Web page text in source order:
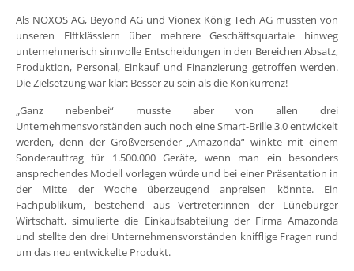
Als NOXOS AG, Beyond AG und Vionex König Tech AG mussten von
unseren Elftklässlern über mehrere Geschäftsquartale hinweg
unternehmerisch sinnvolle Entscheidungen in den Bereichen Absatz,
Produktion, Personal, Einkauf und Finanzierung getroffen werden.
Die Zielsetzung war klar: Besser zu sein als die Konkurrenz!
„Ganz nebenbei“ musste aber von allen drei
Unternehmensvorständen auch noch eine Smart-Brille 3.0 entwickelt
werden, denn der Großversender „Amazonda“ winkte mit einem
Sonderauftrag für 1.500.000 Geräte, wenn man ein besonders
ansprechendes Modell vorlegen würde und bei einer Präsentation in
der Mitte der Woche überzeugend anpreisen könnte. Ein
Fachpublikum, bestehend aus Vertreter:innen der Lüneburger
Wirtschaft, simulierte die Einkaufsabteilung der Firma Amazonda
und stellte den drei Unternehmensvorständen knifflige Fragen rund
um das neu entwickelte Produkt.